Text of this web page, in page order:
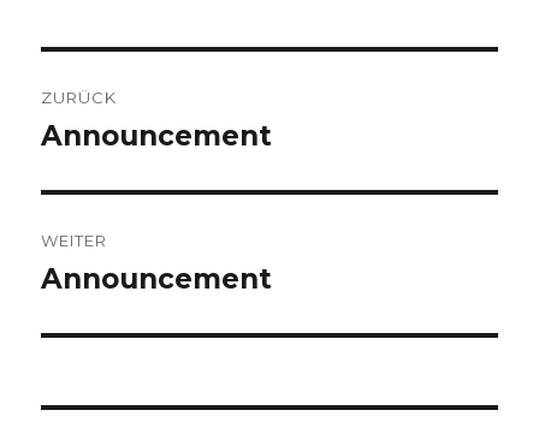
ZURÜCK
Vorheriger
Announcement
WEITER
Nächster
Announcement